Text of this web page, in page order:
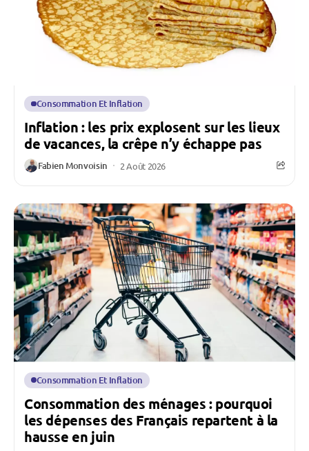
Consommation Et Inflation
Inflation : les prix explosent sur les lieux
de vacances, la crêpe n’y échappe pas
Fabien Monvoisin 2 Août 2026
Consommation Et Inflation
Consommation des ménages : pourquoi
les dépenses des Français repartent à la
hausse en juin